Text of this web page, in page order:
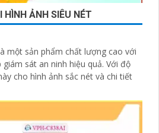
ẢNH SIÊU NÉT
một sản phẩm chất lượng cao với
sát an ninh hiệu quả. Với độ
cho hình ảnh sắc nét và chi tiết